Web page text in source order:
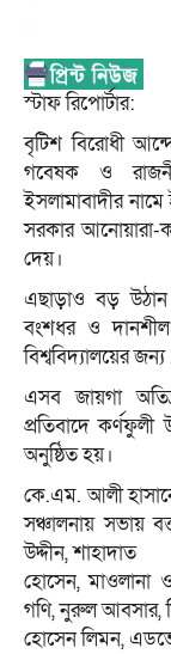
স্টাফ রিপোর্টার:
বৃটিশ বিরোধী
গবেষক ও
ইসলামাবাদীর নামে
সরকার আনোয়ারা-
দেয়।
এছাড়াও বড় উঠান
বংশধর ও
বিশ্ববিদ্যালয়ের
এসব জায়গা
প্রতিবাদে
অনুষ্ঠিত হয়।
কে.এম. আলী
সঞ্চালনায় সভায়
উদ্দীন, শাহাদাত
হোসেন, মাওলানা
গণি, নুরুল আবসার,
হোসেন লিমন,